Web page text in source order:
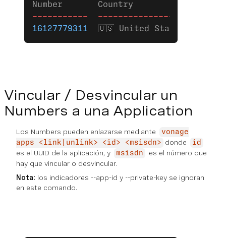
Number       Country
-----------
  ------------------
16127779311
🇺🇸 United States
Vincular / Desvincular un
Numbers a una Application
Los Numbers pueden enlazarse mediante
vonage
apps <link|unlink> <id> <msisdn>
donde id
es el UUID de la aplicación, y msisdn
es el número que
hay que vincular o desvincular.
Nota: los indicadores --app-id y --private-key se ignoran
en este comando.